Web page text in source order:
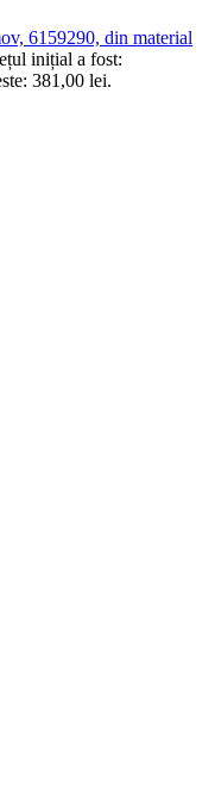
6159290, din material
inițial a fost:
381,00 lei.